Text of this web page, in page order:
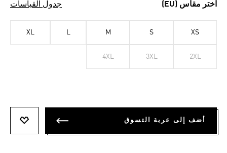
اختر مقاس (EU) جدول القياسات
XS
S
M
L
XL
2XL
3XL
4XL
أضف إلى عربة التسوق